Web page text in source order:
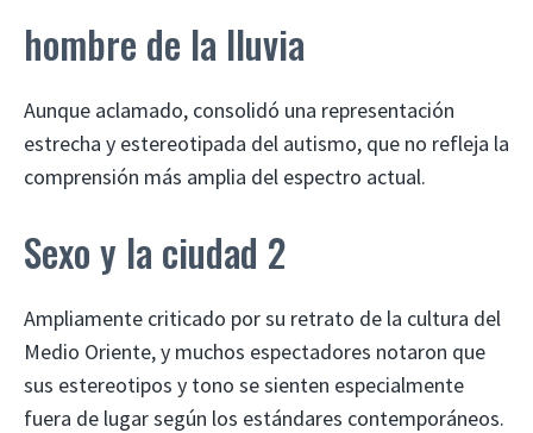
hombre de la lluvia
Aunque aclamado, consolidó una representación
estrecha y estereotipada del autismo, que no refleja la
comprensión más amplia del espectro actual.
Sexo y la ciudad 2
Ampliamente criticado por su retrato de la cultura del
Medio Oriente, y muchos espectadores notaron que
sus estereotipos y tono se sienten especialmente
fuera de lugar según los estándares contemporáneos.